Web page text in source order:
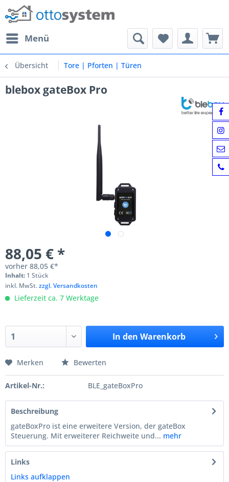
Menü
Übersicht Tore | Pforten | Türen
blebox gateBox Pro
88,05 € *
vorher 88,05 €*
Inhalt: 1 Stück
inkl. MwSt.zzgl. Versandkosten
Lieferzeit ca. 7 Werktage
In den Warenkorb
Merken Bewerten
Artikel-Nr.: BLE_gateBoxPro
Beschreibung
gateBoxPro ist eine erweitere Version, der gateBox
Steuerung. Mit erweiterer Reichweite und... mehr
Links
Links aufklappen